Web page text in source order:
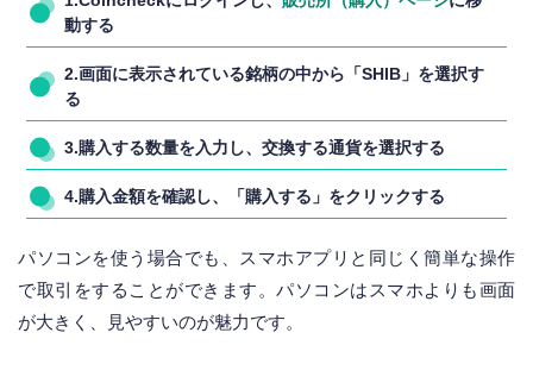
動する
2.画面に表示されている銘柄の中から「SHIB」を選択す
る
3.購入する数量を入力し、交換する通貨を選択する
4.購入金額を確認し、「購入する」をクリックする
パソコンを使う場合でも、スマホアプリと同じく簡単な操作
で取引をすることができます。パソコンはスマホよりも画面
が大きく、見やすいのが魅力です。